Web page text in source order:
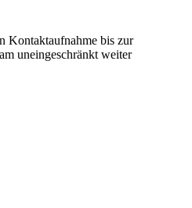
Kontaktaufnahme bis zur
uneingeschränkt weiter